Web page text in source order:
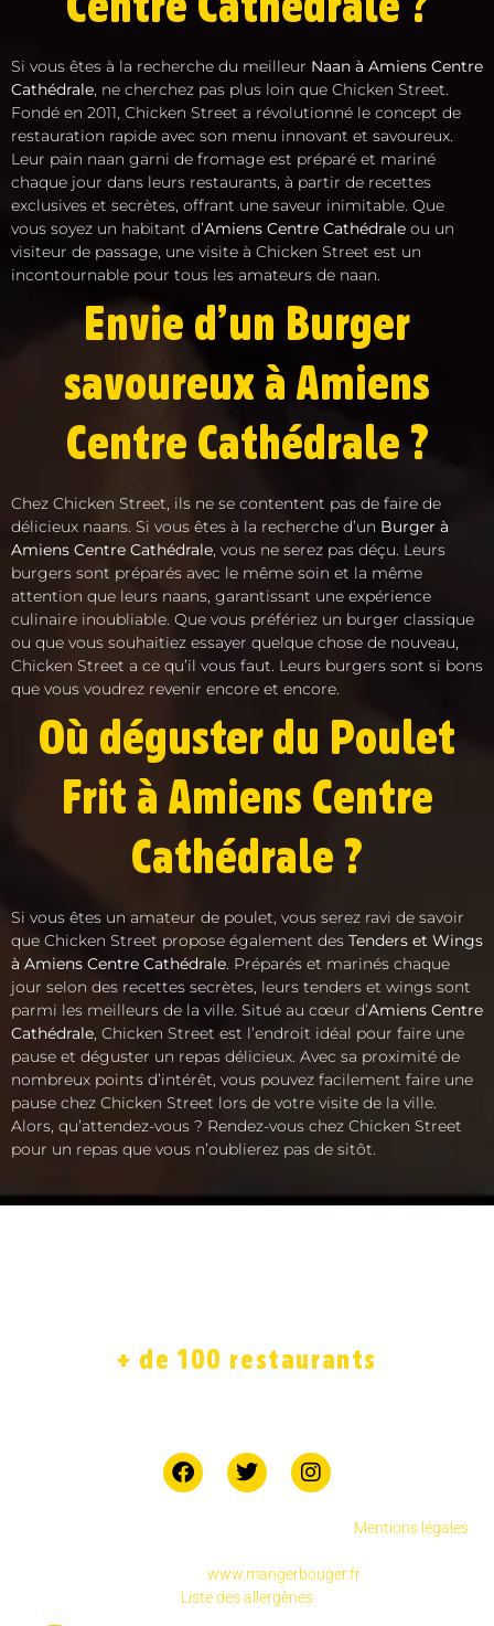
Si vous êtes à la recherche du meilleur Naan à Amiens Centre
Cathédrale , ne cherchez pas plus loin que Chicken Street.
Fondé en 2011, Chicken Street a révolutionné le concept de
restauration rapide avec son menu innovant et savoureux.
Leur pain naan garni de fromage est préparé et mariné
chaque jour dans leurs restaurants, à partir de recettes
exclusives et secrètes, offrant une saveur inimitable. Que
vous soyez un habitant d’Amiens Centre Cathédrale ou un
visiteur de passage, une visite à Chicken Street est un
incontournable pour tous les amateurs de naan.
Envie d’un Burger
savoureux à Amiens
Centre Cathédrale ?
Chez Chicken Street, ils ne se contentent pas de faire de
délicieux naans. Si vous êtes à la recherche d’un Burger à
Amiens Centre Cathédrale , vous ne serez pas déçu. Leurs
burgers sont préparés avec le même soin et la même
attention que leurs naans, garantissant une expérience
culinaire inoubliable. Que vous préfériez un burger classique
ou que vous souhaitiez essayer quelque chose de nouveau,
Chicken Street a ce qu’il vous faut. Leurs burgers sont si bons
que vous voudrez revenir encore et encore.
Où déguster du Poulet
Frit à Amiens Centre
Cathédrale ?
Si vous êtes un amateur de poulet, vous serez ravi de savoir
que Chicken Street propose également des Tenders et Wings
à Amiens Centre Cathédrale . Préparés et marinés chaque
jour selon des recettes secrètes, leurs tenders et wings sont
parmi les meilleurs de la ville. Situé au cœur d’Amiens Centre
Cathédrale , Chicken Street est l’endroit idéal pour faire une
pause et déguster un repas délicieux. Avec sa proximité de
nombreux points d’intérêt, vous pouvez facilement faire une
pause chez Chicken Street lors de votre visite de la ville.
Alors, qu’attendez-vous ? Rendez-vous chez Chicken Street
pour un repas que vous n’oublierez pas de sitôt.
+ de 100 restaurants
Mentions légales
www.mangerbouger.fr
Liste des allergènes